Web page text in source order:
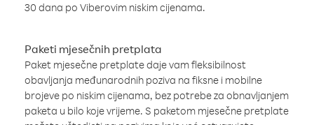
30 dana po Viberovim niskim cijenama.
Paketi mjesečnih pretplata
Paket mjesečne pretplate daje vam fleksibilnost
obavljanja međunarodnih poziva na fiksne i mobilne
brojeve po niskim cijenama, bez potrebe za obnavljanjem
paketa u bilo koje vrijeme. S paketom mjesečne pretplate